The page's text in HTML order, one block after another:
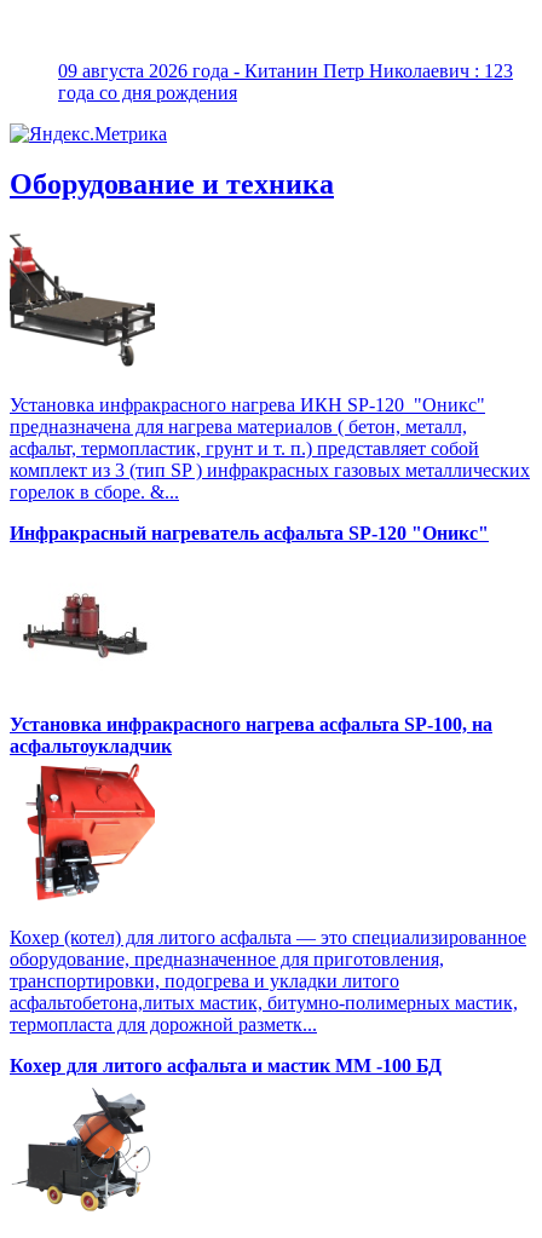
09 августа 2026 года - Китанин Петр Николаевич : 123
года со дня рождения
Оборудование и техника
Установка инфракрасного нагрева ИКН SP-120 "Оникс"
предназначена для нагрева материалов ( бетон, металл,
асфальт, термопластик, грунт и т. п.) представляет собой
комплект из 3 (тип SP ) инфракрасных газовых металлических
горелок в сборе. &...
Инфракрасный нагреватель асфальта SP-120 "Оникс"
Установка инфракрасного нагрева асфальта SP-100, на
асфальтоукладчик
Кохер (котел) для литого асфальта — это специализированное
оборудование, предназначенное для приготовления,
транспортировки, подогрева и укладки литого
асфальтобетона,литых мастик, битумно-полимерных мастик,
термопласта для дорожной разметк...
Кохер для литого асфальта и мастик MM -100 БД